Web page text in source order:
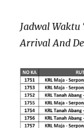
Jadwal
Arrival And